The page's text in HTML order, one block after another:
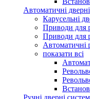
Автоматичні
Карусельні
Приводи для
Приводи для
Автоматичні
показати всі
Ручні дверні